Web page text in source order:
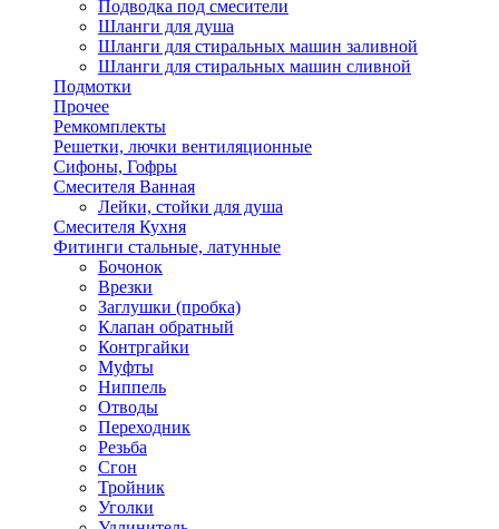
Подводка под смесители
Шланги для душа
Шланги для стиральных машин заливной
Шланги для стиральных машин сливной
Подмотки
Прочее
Ремкомплекты
Решетки, лючки вентиляционные
Сифоны, Гофры
Смесителя Ванная
Лейки, стойки для душа
Смесителя Кухня
Фитинги стальные, латунные
Бочонок
Врезки
Заглушки (пробка)
Клапан обратный
Контргайки
Муфты
Ниппель
Отводы
Переходник
Резьба
Сгон
Тройник
Уголки